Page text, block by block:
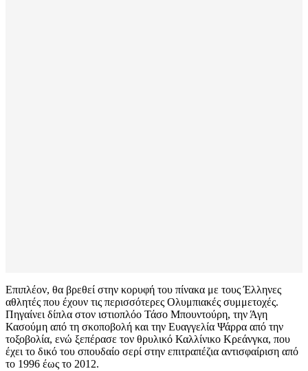
Επιπλέον, θα βρεθεί στην κορυφή του πίνακα με τους Έλληνες
αθλητές που έχουν τις περισσότερες Ολυμπιακές συμμετοχές.
Πηγαίνει δίπλα στον ιστιοπλόο Τάσο Μπουντούρη, την Άγη
Κασούμη από τη σκοποβολή και την Ευαγγελία Ψάρρα από την
τοξοβολία, ενώ ξεπέρασε τον θρυλικό Καλλίνικο Κρεάνγκα, που
έχει το δικό του σπουδαίο σερί στην επιτραπέζια αντισφαίριση από
το 1996 έως το 2012.